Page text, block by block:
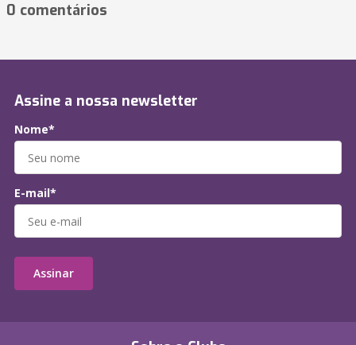
0 comentários
Assine a nossa newsletter
Nome*
E-mail*
Assinar